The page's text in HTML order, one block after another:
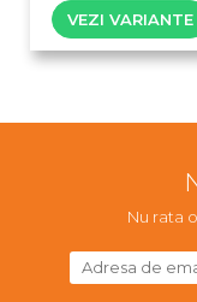
VEZI VARIANTE
Nu rata